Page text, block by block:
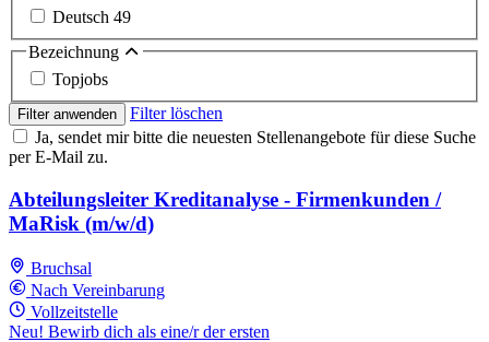
Deutsch 49
Bezeichnung
Topjobs
Filter anwenden
Filter löschen
Ja, sendet mir bitte die neuesten Stellenangebote für diese Suche
per E-Mail zu.
Abteilungsleiter Kreditanalyse - Firmenkunden /
MaRisk (m/w/d)
Bruchsal
Nach Vereinbarung
Vollzeitstelle
Neu! Bewirb dich als eine/r der ersten